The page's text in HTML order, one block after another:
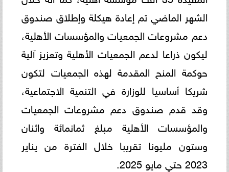
الشهر الماضي تم إعادة هيكلة وإطلاق صندوق
دعم مشروعات الجمعيات والمؤسسات الأهلية،
ليكون ذراعا لدعم الجمعيات الأهلية وتعزيز آلية
حوكمة المنح المقدمة لهذه الجمعيات لتكون
شريكا أساسيا للوزارة في التنمية الاجتماعية،
وقد قدم صندوق دعم مشروعات الجمعيات
والمؤسسات الأهلية مبلغ ثمانمائة واثنان
وستون مليونا تقريبا خلال الفترة من يناير
2023 حتي مايو 2025.